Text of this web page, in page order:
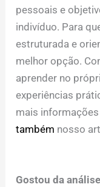
pessoais e
indivíduo. Para
estruturada e
melhor opção.
aprender no
experiências
mais
também nosso
Gostou da